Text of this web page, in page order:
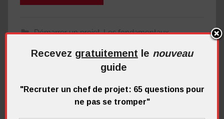
Démarrer un projet,Les fondamentaux
Recherche
Recevez gratuitement le nouveau
guide
"Recruter un chef de projet: 65 questions pour
ne pas se tromper"